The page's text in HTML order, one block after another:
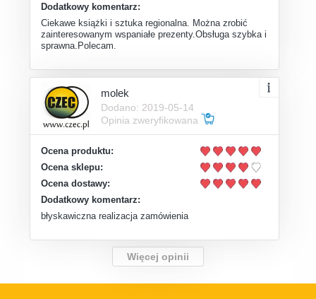
Dodatkowy komentarz:
Ciekawe książki i sztuka regionalna. Można zrobić
zainteresowanym wspaniałe prezenty.Obsługa szybka i
sprawna.Polecam.
molek
Dodano: 2019-05-14
Opinia zweryfikowana
Ocena produktu:
Ocena sklepu:
Ocena dostawy:
Dodatkowy komentarz:
błyskawiczna realizacja zamówienia
Więcej opinii